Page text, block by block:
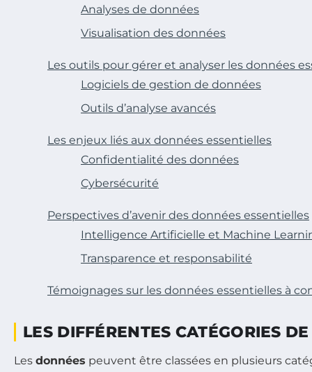
Analyses de données
Visualisation des données
Les outils pour gérer et analyser les données
Logiciels de gestion de données
Outils d’analyse avancés
Les enjeux liés aux données essentielles
Confidentialité des données
Cybersécurité
Perspectives d’avenir des données essentielles
Intelligence Artificielle et Machine
Transparence et responsabilité
Témoignages sur les données essentielles à
LES DIFFÉRENTES CATÉGORIES
Les données peuvent être classées en plusieurs